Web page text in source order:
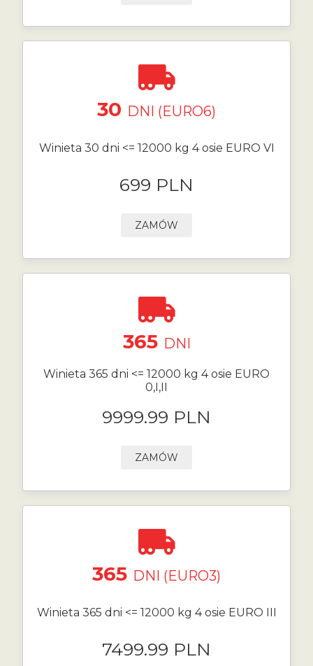
30 DNI (EURO6)
Winieta 30 dni <= 12000 kg 4 osie EURO VI
699 PLN
ZAMÓW
365 DNI
Winieta 365 dni <= 12000 kg 4 osie EURO
0,I,II
9999.99 PLN
ZAMÓW
365 DNI (EURO3)
Winieta 365 dni <= 12000 kg 4 osie EURO III
7499.99 PLN